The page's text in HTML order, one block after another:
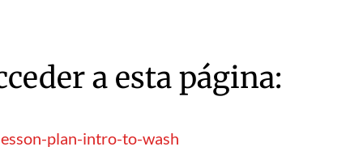
a esta página:
plan-intro-to-wash